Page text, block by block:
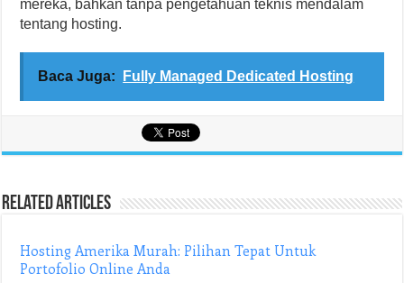
mereka, bahkan tanpa pengetahuan teknis mendalam
tentang hosting.
Baca Juga: Fully Managed Dedicated Hosting
Related Articles
Hosting Amerika Murah: Pilihan Tepat Untuk
Portofolio Online Anda